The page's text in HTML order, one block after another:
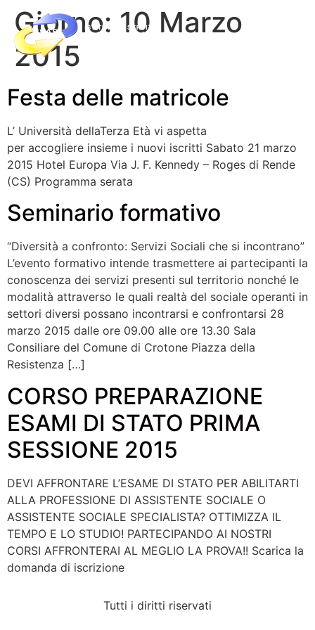
Giorno: 10 Marzo
2015
Festa delle matricole
L’ Università dellaTerza Età vi aspetta
per accogliere insieme i nuovi iscritti Sabato 21 marzo
2015 Hotel Europa Via J. F. Kennedy – Roges di Rende
(CS) Programma serata
Seminario formativo
“Diversità a confronto: Servizi Sociali che si incontrano”
L’evento formativo intende trasmettere ai partecipanti la
conoscenza dei servizi presenti sul territorio nonché le
modalità attraverso le quali realtà del sociale operanti in
settori diversi possano incontrarsi e confrontarsi 28
marzo 2015 dalle ore 09.00 alle ore 13.30 Sala
Consiliare del Comune di Crotone Piazza della
Resistenza […]
CORSO PREPARAZIONE
ESAMI DI STATO PRIMA
SESSIONE 2015
DEVI AFFRONTARE L’ESAME DI STATO PER ABILITARTI
ALLA PROFESSIONE DI ASSISTENTE SOCIALE O
ASSISTENTE SOCIALE SPECIALISTA? OTTIMIZZA IL
TEMPO E LO STUDIO! PARTECIPANDO AI NOSTRI
CORSI AFFRONTERAI AL MEGLIO LA PROVA!! Scarica la
domanda di iscrizione
Tutti i diritti riservati